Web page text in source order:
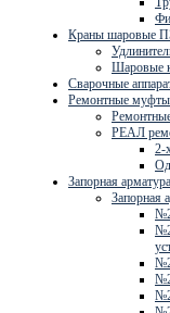
Краны шаровые
Шаровые
Сварочные
Ремонтные муфты
РЕАЛ
2-
Запорная арматура
Запорная